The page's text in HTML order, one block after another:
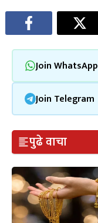
Join WhatsApp
Join Telegram
पुढे वाचा